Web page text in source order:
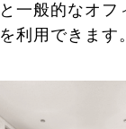
と一般的なオフ
を利用できます